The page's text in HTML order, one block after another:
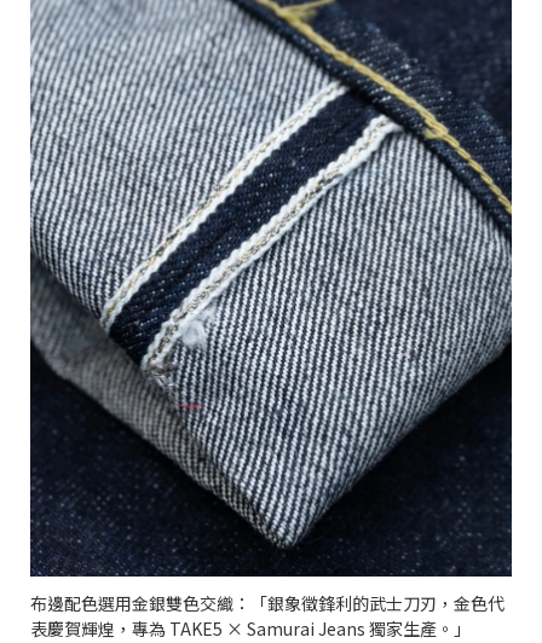
布邊配色選用金銀雙色交織：「銀象徵鋒利的武士刀刃，金色代
表慶賀輝煌，專為 TAKE5 × Samurai Jeans 獨家生產。」